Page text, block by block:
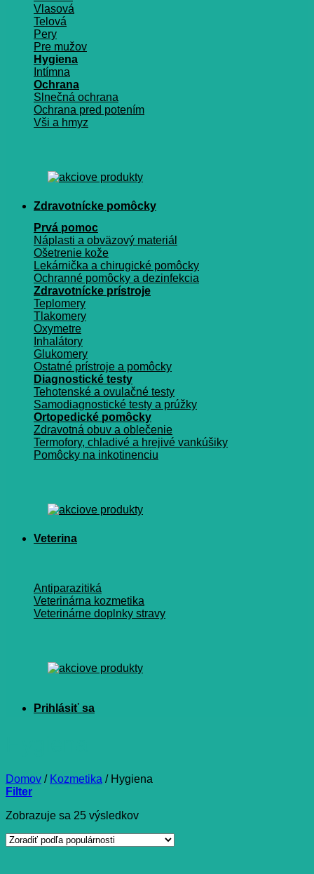
Vlasová
Telová
Pery
Pre mužov
Hygiena
Intímna
Ochrana
Slnečná ochrana
Ochrana pred potením
Vši a hmyz
Zdravotnícke pomôcky
Prvá pomoc
Náplasti a obväzový materiál
Ošetrenie kože
Lekárnička a chirugické pomôcky
Ochranné pomôcky a dezinfekcia
Zdravotnícke prístroje
Teplomery
Tlakomery
Oxymetre
Inhalátory
Glukomery
Ostatné prístroje a pomôcky
Diagnostické testy
Tehotenské a ovulačné testy
Samodiagnostické testy a prúžky
Ortopedické pomôcky
Zdravotná obuv a oblečenie
Termofory, chladivé a hrejivé vankúšiky
Pomôcky na inkotinenciu
Veterina
Antiparazitiká
Veterinárna kozmetika
Veterinárne doplnky stravy
Domov / Kozmetika /Hygiena
Filter
Zobrazuje sa 25 výsledkovZoradené
popularity